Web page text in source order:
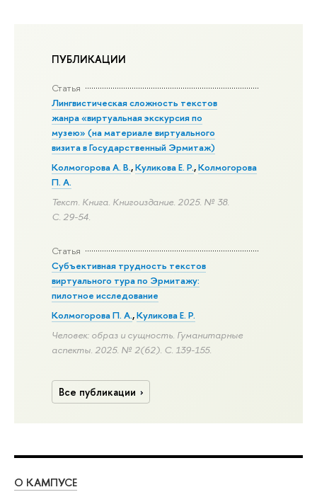
ПУБЛИКАЦИИ
Статья
Лингвистическая сложность текстов
жанра «виртуальная экскурсия по
музею» (на материале виртуального
визита в Государственный Эрмитаж)
Колмогорова А. В.,Куликова Е. Р.,Колмогорова
П. А.
Текст. Книга. Книгоиздание. 2025. № 38.
С. 29-54.
Статья
Субъективная трудность текстов
виртуального тура по Эрмитажу:
пилотное исследование
Колмогорова П. А.,Куликова Е. Р.
Человек: образ и сущность. Гуманитарные
аспекты. 2025. № 2(62). С. 139-155.
Все публикации
О КАМПУСЕ